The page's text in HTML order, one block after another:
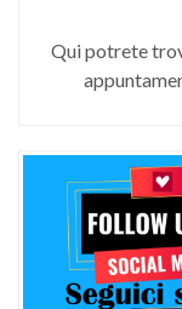
Qui potrete